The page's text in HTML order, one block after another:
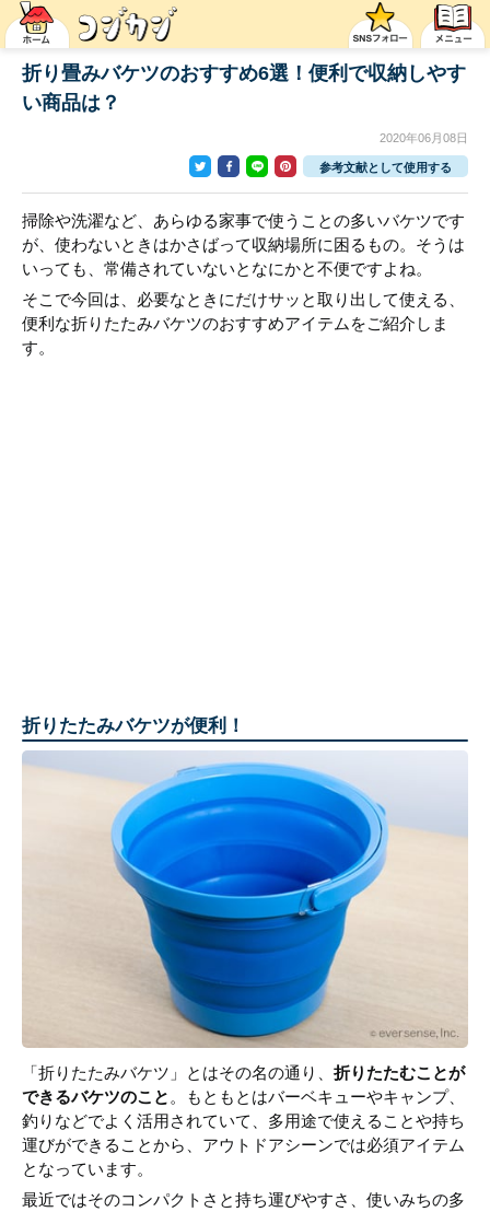
折り畳みバケツのおすすめ6選！便利で収納しやす
い商品は？
2020年06月08日
参考文献として使用する
掃除や洗濯など、あらゆる家事で使うことの多いバケツです
が、使わないときはかさばって収納場所に困るもの。そうは
いっても、常備されていないとなにかと不便ですよね。
そこで今回は、必要なときにだけサッと取り出して使える、
便利な折りたたみバケツのおすすめアイテムをご紹介しま
す。
折りたたみバケツが便利！
「折りたたみバケツ」とはその名の通り、 折りたたむことが
できるバケツのこと 。もともとはバーベキューやキャンプ、
釣りなどでよく活用されていて、多用途で使えることや持ち
運びができることから、アウトドアシーンでは必須アイテム
となっています。
最近ではそのコンパクトさと持ち運びやすさ、使いみちの多